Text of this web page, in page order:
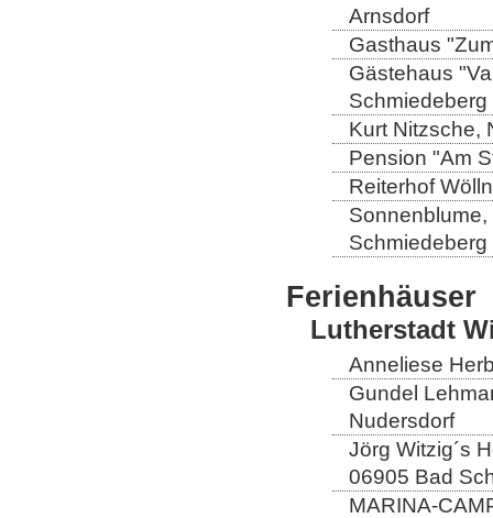
Arnsdorf
Gasthaus
Gästehaus
Schmiedeberg
Kurt Nitzsche,
Pension "Am
Reiterhof
Sonnenblume,
Schmiedeberg
Ferienhäuser
Lutherstadt
Anneliese
Gundel
Nudersdorf
Jörg Witzig´s
06905 Bad
MARINA-